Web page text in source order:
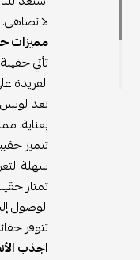
لا تضاهى.
مميزات
تأتي
الفريدة
تعد لويس
بعناية،
سهلة
تمتاز
الوصول
تتوفر
اجذب